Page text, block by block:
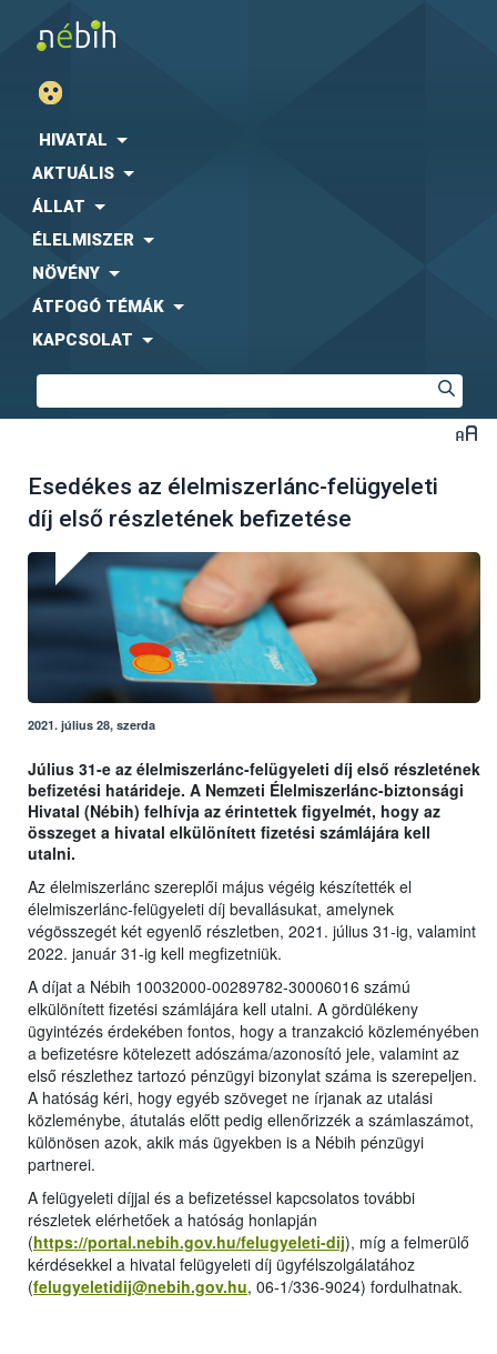
HIVATAL
AKTUÁLIS
ÁLLAT
ÉLELMISZER
NÖVÉNY
ÁTFOGÓ TÉMÁK
KAPCSOLAT
Esedékes az élelmiszerlánc-felügyeleti
díj első részletének befizetése
2021. július 28, szerda
Július 31-e az élelmiszerlánc-felügyeleti díj első részletének
befizetési határideje. A Nemzeti Élelmiszerlánc-biztonsági
Hivatal (Nébih) felhívja az érintettek figyelmét, hogy az
összeget a hivatal elkülönített fizetési számlájára kell
utalni.
Az élelmiszerlánc szereplői május végéig készítették el
élelmiszerlánc-felügyeleti díj bevallásukat, amelynek
végösszegét két egyenlő részletben, 2021. július 31-ig, valamint
2022. január 31-ig kell megfizetniük.
A díjat a Nébih 10032000-00289782-30006016 számú
elkülönített fizetési számlájára kell utalni. A gördülékeny
ügyintézés érdekében fontos, hogy a tranzakció közleményében
a befizetésre kötelezett adószáma/azonosító jele, valamint az
első részlethez tartozó pénzügyi bizonylat száma is szerepeljen.
A hatóság kéri, hogy egyéb szöveget ne írjanak az utalási
közleménybe, átutalás előtt pedig ellenőrizzék a számlaszámot,
különösen azok, akik más ügyekben is a Nébih pénzügyi
partnerei.
A felügyeleti díjjal és a befizetéssel kapcsolatos további
részletek elérhetőek a hatóság honlapján
(https://portal.nebih.gov.hu/felugyeleti-dij), míg a felmerülő
kérdésekkel a hivatal felügyeleti díj ügyfélszolgálatához
(felugyeletidij@nebih.gov.hu, 06-1/336-9024) fordulhatnak.